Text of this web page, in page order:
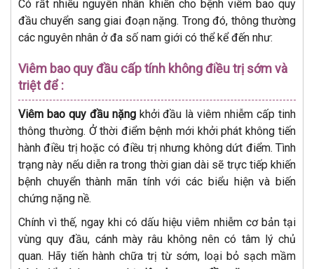
Có rất nhiều nguyên nhân khiến cho bệnh viêm bao quy
đầu chuyển sang giai đoạn nặng. Trong đó, thông thường
các nguyên nhân ở đa số nam giới có thể kể đến như:
Viêm bao quy đầu cấp tính không điều trị sớm và
triệt để :
Viêm bao quy đầu nặngkhởi đầu là viêm nhiễm cấp tinh
thông thường. Ở thời điểm bệnh mới khởi phát không tiến
hành điều trị hoặc có điều trị nhưng không dứt điểm. Tình
trạng này nếu diễn ra trong thời gian dài sẽ trực tiếp khiến
bệnh chuyển thành mãn tính với các biểu hiện và biến
chứng nặng nề.
Chính vì thế, ngay khi có dấu hiệu viêm nhiễm cơ bản tại
vùng quy đầu, cánh mày râu không nên có tâm lý chủ
quan. Hãy tiến hành chữa trị từ sớm, loại bỏ sạch mầm